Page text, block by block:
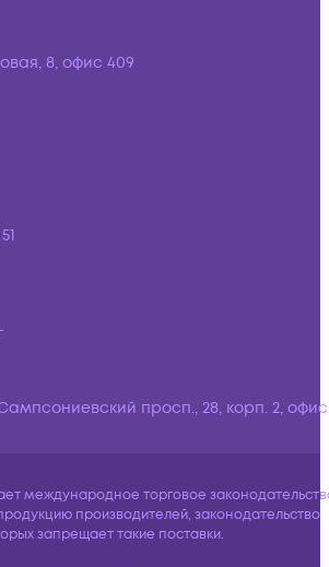
8, офис 409
просп., 28, корп. 2,
международное торговое
производителей, законодательство
запрещает такие поставки.